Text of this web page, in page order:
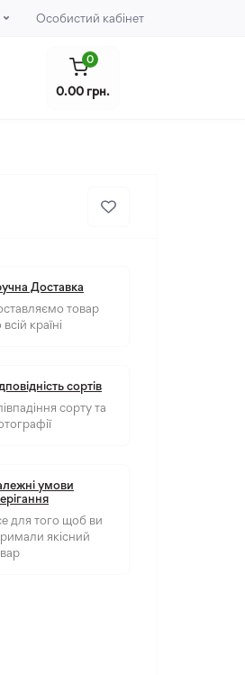
Особистий кабінет
0
0.00 грн.
Доставка
товар
країні
сортів
сорту та
умови
для того щоб ви
якісний